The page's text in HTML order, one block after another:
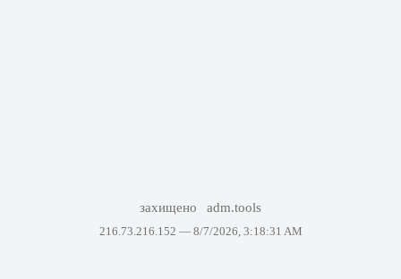
захищено adm.tools
216.73.216.152 — 8/7/2026, 3:18:31 AM